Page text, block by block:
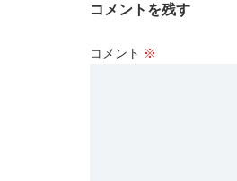
コメントを残す
コメント ※